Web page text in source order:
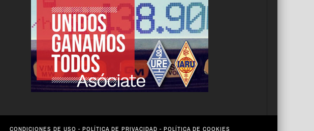
CONDICIONES DE USO - POLÍTICA DE PRIVACIDAD - POLÍTICA DE COOKIES